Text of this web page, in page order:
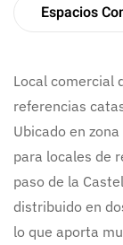
Espacios
Local comercial
referencias
Ubicado en
para locales de
paso de la
distribuido en
lo que aporta